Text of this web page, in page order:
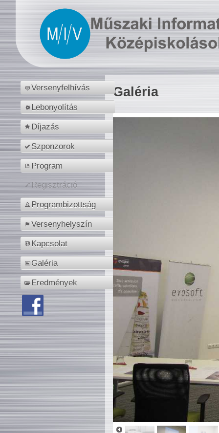
Versenyfelhívás
Lebonyolítás
Díjazás
Szponzorok
Program
Regisztráció
Programbizottság
Versenyhelyszín
Kapcsolat
Galéria
Eredmények
Galéria